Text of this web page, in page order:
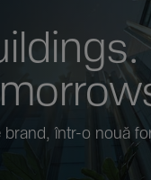
brand, într-o nouă